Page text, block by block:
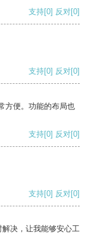
支持[0] 反对[0]
支持[0] 反对[0]
方便。功能的布局也
支持[0] 反对[0]
支持[0] 反对[0]
决，让我能够安心工